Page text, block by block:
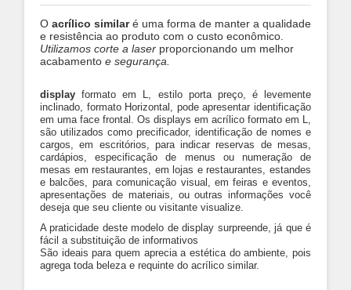
O acrílico similaré uma forma de manter a qualidade
e resistência ao produto com o custo econômico.
Utilizamos corte a laser proporcionando um melhor
acabamento e segurança.
displayformato em L, estilo porta preço, é levemente
inclinado, formato Horizontal, pode apresentar identificação
em uma face frontal. Os displays em acrílico formato em L,
são utilizados como precificador, identificação de nomes e
cargos, em escritórios, para indicar reservas de mesas,
cardápios, especificação de menus ou numeração de
mesas em restaurantes, em lojas e restaurantes, estandes
e balcões, para comunicação visual, em feiras e eventos,
apresentações de materiais, ou outras informações você
deseja que seu cliente ou visitante visualize.
A praticidade deste modelo de display surpreende, já que é
fácil a substituição de informativos
São ideais para quem aprecia a estética do ambiente, pois
agrega toda beleza e requinte do acrílico similar.